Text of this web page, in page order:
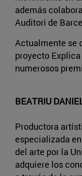
además
Auditori de
Actualmente se
proyecto
numerosos
BEATRIU
Productora
especializada
del arte por la
adquiere los